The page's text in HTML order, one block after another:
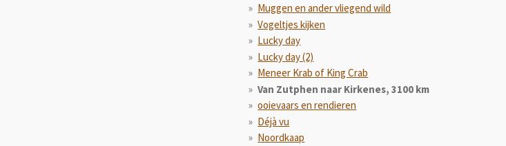
Muggen en ander vliegend wild
Vogeltjes kijken
Lucky day
Lucky day (2)
Meneer Krab of King Crab
Van Zutphen naar Kirkenes, 3100 km
ooievaars en rendieren
Déjà vu
Noordkaap